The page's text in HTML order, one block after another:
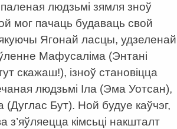
людзьмі зямля зноў
мог пачаць будаваць свой
Ягонай ласцы, удзеленай
Мафусаліма (Энтані
скажаш!), ізноў становіцца
людзьмі Іла (Эма Уотсан),
(Дуглас Бут). Ной будуе каўчэг,
з’яўляецца кімсьці накшталт